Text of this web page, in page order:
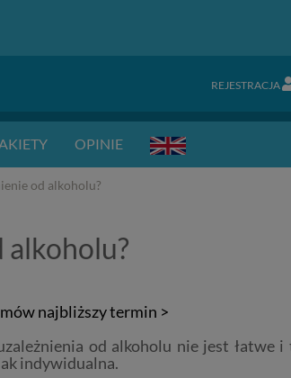
REJESTRACJA
OPINIE
od alkoholu?
alkoholu?
najbliższy termin >
od alkoholu nie jest
indywidualna.